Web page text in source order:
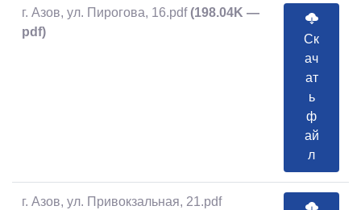
г. Азов, ул. Пирогова, 16.pdf (198.04K —
pdf)
Ск
ач
ат
ь
ф
ай
л
г. Азов, ул. Привокзальная, 21.pdf